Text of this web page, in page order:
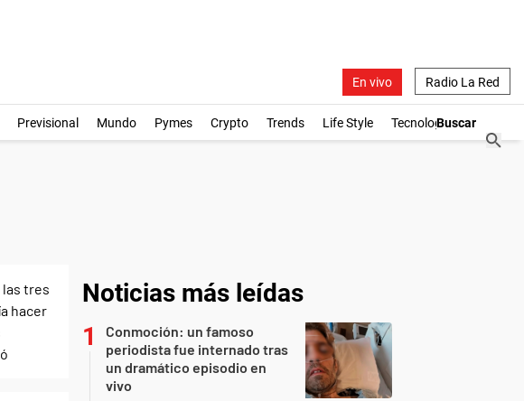
En vivo Radio La Red
Previsional Mundo Pymes Crypto Trends Life Style Tecnología
Noticias más leídas
Conmoción: un famoso
periodista fue internado tras
un dramático episodio en
vivo